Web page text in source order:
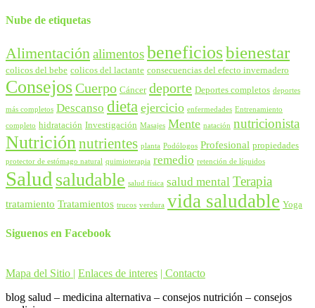
Nube de etiquetas
Alimentación alimentosbeneficiosbienestar
colicos del bebe colicos del lactante consecuencias del efecto invernadero
ConsejosCuerpo Cáncer deporte Deportes completos deportes
más completos Descanso dieta ejercicio enfermedades Entrenamiento
completo hidratación Investigación Masajes Mente natación nutricionista
Nutrición nutrientes planta Podólogos Profesional propiedades
protector de estómago natural quimioterapia remedio retención de líquidos
Salud saludable salud física salud mental Terapia
tratamiento Tratamientos trucos verdura vida saludable Yoga
Siguenos en Facebook
Mapa del Sitio | Enlaces de interes | Contacto
blog salud – medicina alternativa – consejos nutrición – consejos